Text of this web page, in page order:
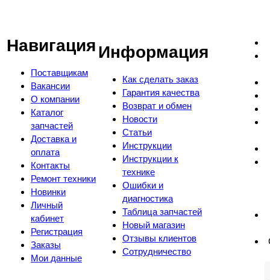
Навигация
Поставщикам
Вакансии
О компании
Каталог
запчастей
Доставка и
оплата
Контакты
Ремонт техники
Новинки
Личный
кабинет
Регистрация
Заказы
Мои данные
Информация
Как сделать заказ
Гарантия качества
Возврат и обмен
Новости
Статьи
Инструкции
Инструкции к
технике
Ошибки и
диагностика
Таблица запчастей
Новый магазин
Отзывы клиентов
Сотрудничество